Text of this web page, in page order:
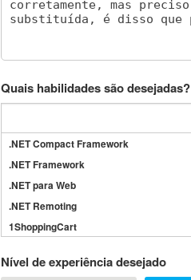
Quais habilidades são desejadas?
.NET Compact Framework
.NET Framework
.NET para Web
.NET Remoting
1ShoppingCart
3GSM
Nível de experiência desejado